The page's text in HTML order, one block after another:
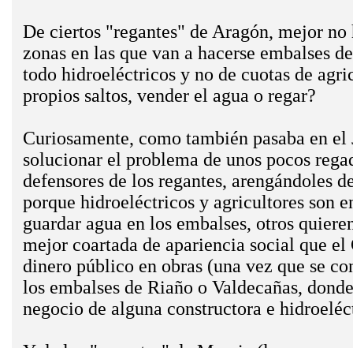
De ciertos "regantes" de Aragón, mejor
zonas en las que van a hacerse embalses
todo hidroeléctricos y no de cuotas de
propios saltos, vender el agua o regar?
Curiosamente, como también pasaba en
solucionar el problema de unos pocos
defensores de los regantes, arengándoles
porque hidroeléctricos y agricultores son
guardar agua en los embalses, otros
mejor coartada de apariencia social que
dinero público en obras (una vez que se
los embalses de Riaño o Valdecañas,
negocio de alguna constructora e